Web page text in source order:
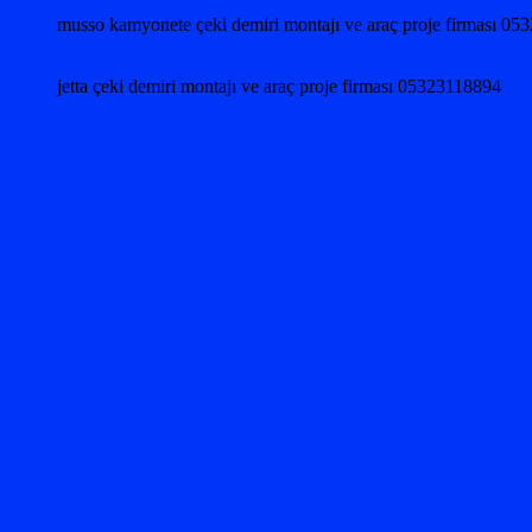
musso kamyonete çeki demiri montajı ve araç proje firması
jetta çeki demiri montajı ve araç proje firması 05323118894